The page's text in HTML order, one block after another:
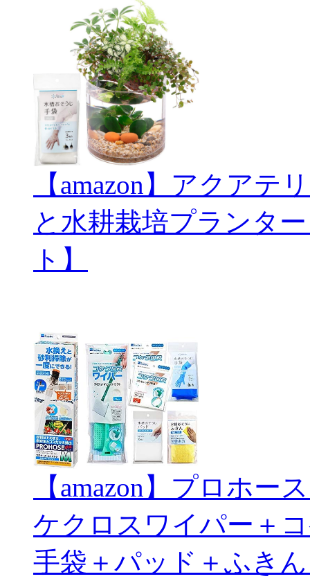
【amazon】アクアテ
と水耕栽培プランタ
ト】
【amazon】プロホ
ケクロスワイパー＋
手袋＋パッド＋ふき